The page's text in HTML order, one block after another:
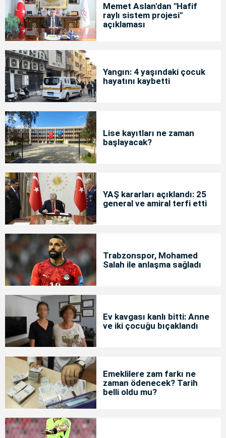
Memet Aslan'dan "Hafif
raylı sistem projesi"
açıklaması
Yangın: 4 yaşındaki çocuk
hayatını kaybetti
Lise kayıtları ne zaman
başlayacak?
YAŞ kararları açıklandı: 25
general ve amiral terfi etti
Trabzonspor, Mohamed
Salah ile anlaşma sağladı
Ev kavgası kanlı bitti: Anne
ve iki çocuğu bıçaklandı
Emeklilere zam farkı ne
zaman ödenecek? Tarih
belli oldu mu?